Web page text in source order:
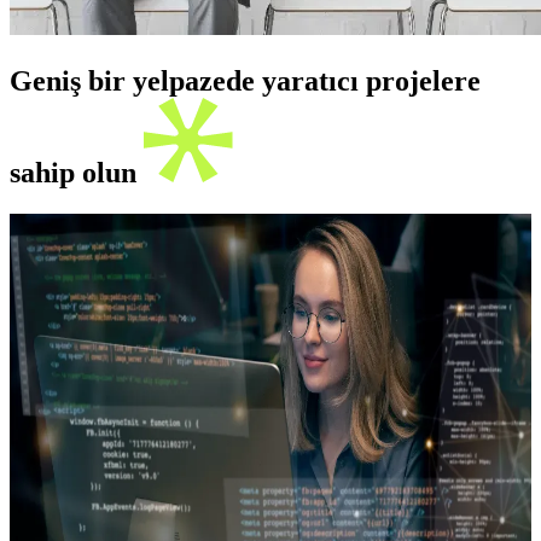
Geniş bir yelpazede yaratıcı projelere
sahip olun